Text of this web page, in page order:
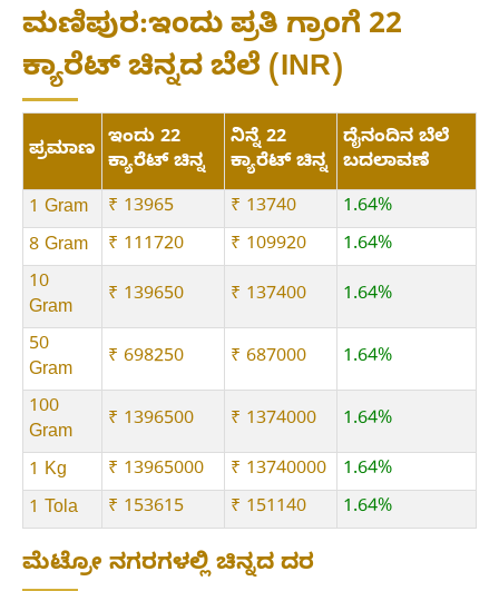
ಮಣಿಪುರ:ಇಂದು ಪ್ರತಿ ಗ್ರಾಂಗೆ 22
ಕ್ಯಾರೆಟ್ ಚಿನ್ನದ ಬೆಲೆ (INR)
ಪ್ರಮಾಣ ಇಂದು 22
ಕ್ಯಾರೆಟ್ ಚಿನ್ನ
ನಿನ್ನೆ 22
ಕ್ಯಾರೆಟ್ ಚಿನ್ನ
ದೈನಂದಿನ ಬೆಲೆ
ಬದಲಾವಣೆ
1 Gram
₹ 13965 ₹ 13740
1.64%
8 Gram
₹ 111720 ₹ 109920
1.64%
10
Gram
₹ 139650 ₹ 137400 1.64%
50
Gram
₹ 698250 ₹ 687000 1.64%
100
Gram
₹ 1396500 ₹ 1374000 1.64%
1 Kg ₹ 13965000 ₹ 13740000
1.64%
1 Tola
₹ 153615 ₹ 151140 1.64%
ಮೆಟ್ರೋ ನಗರಗಳಲ್ಲಿ ಚಿನ್ನದ ದರ